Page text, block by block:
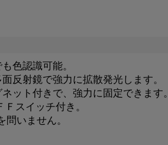
色認識可能。
反射鏡で強力に拡散発光します。
ット付きで、強力に固定できます。
スイッチ付き。
いません。